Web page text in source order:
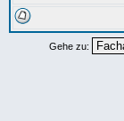
Gehe zu: